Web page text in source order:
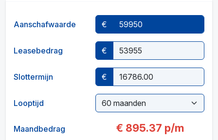
Aanschafwaarde €
Leasebedrag €
Slottermijn €
Looptijd
Maandbedrag € 895.37 p/m